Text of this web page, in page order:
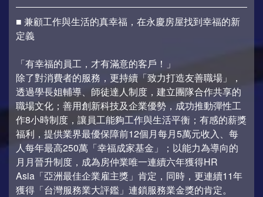
■ 兼顧工作與生活的真幸福，在永慶房屋找到幸福的新
定義
「有幸福的員工，才有滿意的客戶！」
除了對消費者的服務，更持續「致力打造友善職場」，
透過學長姐輔導、師徒達人制度，建立團隊合作共享的
職場文化；善用創新科技及企業優勢，成功推動彈性工
作8小時制度，讓員工能夠工作與生活平衡；有感的薪獎
福利，提供業界最優保障前12個月每月5萬元收入、每
人每年最高250萬「幸福成家基金」；以能力為導向的
月月晉升制度，成為房仲業唯一連續六年獲得HR
Asia「亞洲最佳企業雇主獎」肯定，同時，更連續11年
獲得「台灣服務業大評鑑」連鎖服務業金獎的肯定。